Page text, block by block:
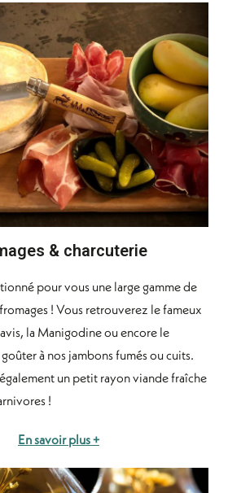
& charcuterie
pour vous une large gamme de
! Vous retrouverez le fameux
la Manigodine ou encore le
à nos jambons fumés ou cuits.
un petit rayon viande fraîche
!
En savoir plus +